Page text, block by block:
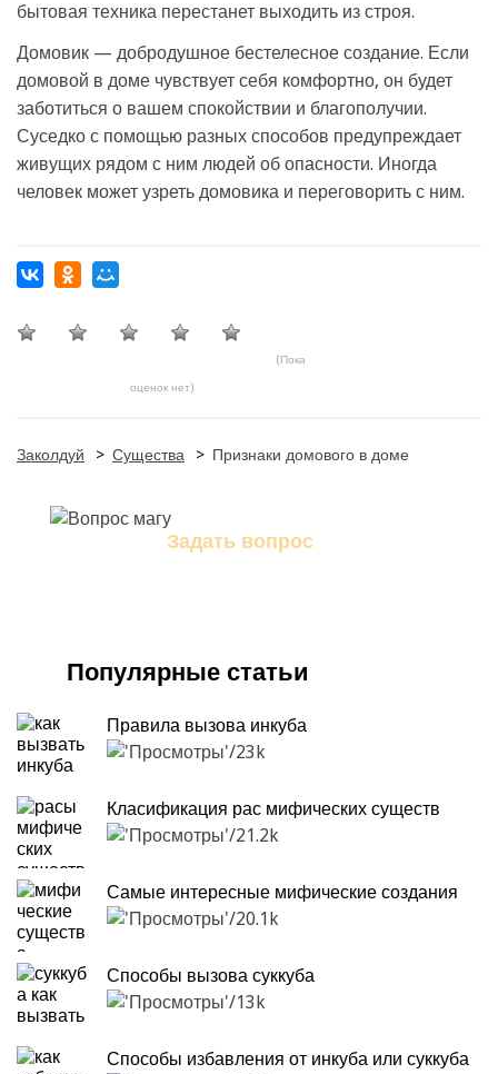
бытовая техника перестанет выходить из строя.
Домовик — добродушное бестелесное создание. Если
домовой в доме чувствует себя комфортно, он будет
заботиться о вашем спокойствии и благополучии.
Суседко с помощью разных способов предупреждает
живущих рядом с ним людей об опасности. Иногда
человек может узреть домовика и переговорить с ним.
(Пока
оценок нет)
Заколдуй > Существа > Признаки домового в доме
Задать вопрос
Популярные статьи
Правила вызова инкуба
23k
Класификация рас мифических существ
21.2k
Самые интересные мифические создания
20.1k
Способы вызова суккуба
13k
Способы избавления от инкуба или суккуба